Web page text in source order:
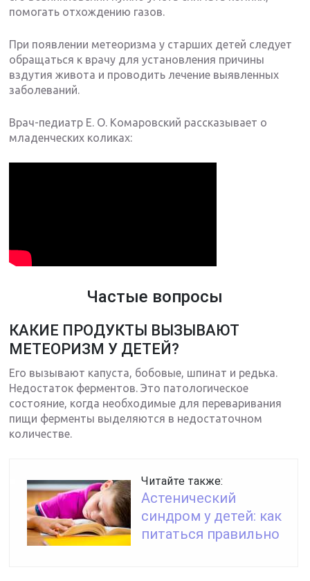
помогать отхождению газов.
При появлении метеоризма у старших детей следует
обращаться к врачу для установления причины
вздутия живота и проводить лечение выявленных
заболеваний.
Врач-педиатр Е. О. Комаровский рассказывает о
младенческих коликах:
Частые вопросы
КАКИЕ ПРОДУКТЫ ВЫЗЫВАЮТ
МЕТЕОРИЗМ У ДЕТЕЙ?
Его вызывают капуста, бобовые, шпинат и редька.
Недостаток ферментов. Это патологическое
состояние, когда необходимые для переваривания
пищи ферменты выделяются в недостаточном
количестве.
Читайте также:
Астенический
синдром у детей: как
питаться правильно